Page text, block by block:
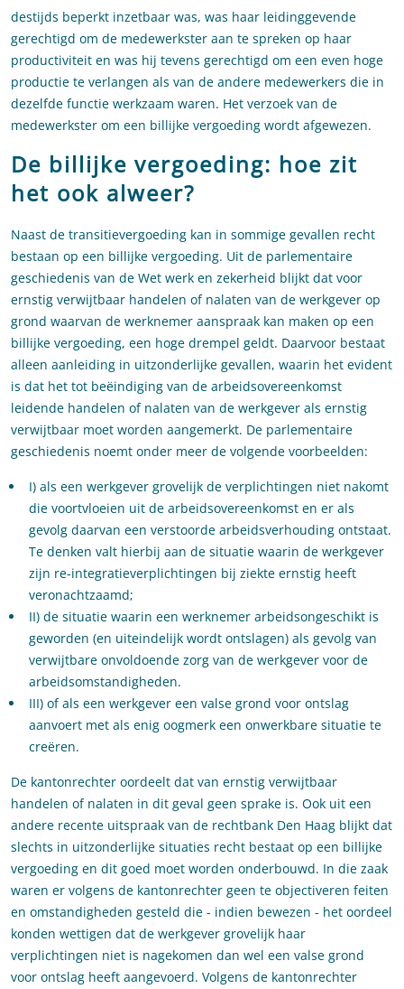
destijds beperkt inzetbaar was, was haar leidinggevende
gerechtigd om de medewerkster aan te spreken op haar
productiviteit en was hij tevens gerechtigd om een even hoge
productie te verlangen als van de andere medewerkers die in
dezelfde functie werkzaam waren. Het verzoek van de
medewerkster om een billijke vergoeding wordt afgewezen.
De billijke vergoeding: hoe zit
het ook alweer?
Naast de transitievergoeding kan in sommige gevallen recht
bestaan op een billijke vergoeding. Uit de parlementaire
geschiedenis van de Wet werk en zekerheid blijkt dat voor
ernstig verwijtbaar handelen of nalaten van de werkgever op
grond waarvan de werknemer aanspraak kan maken op een
billijke vergoeding, een hoge drempel geldt. Daarvoor bestaat
alleen aanleiding in uitzonderlijke gevallen, waarin het evident
is dat het tot beëindiging van de arbeidsovereenkomst
leidende handelen of nalaten van de werkgever als ernstig
verwijtbaar moet worden aangemerkt. De parlementaire
geschiedenis noemt onder meer de volgende voorbeelden:
I) als een werkgever grovelijk de verplichtingen niet nakomt
die voortvloeien uit de arbeidsovereenkomst en er als
gevolg daarvan een verstoorde arbeidsverhouding ontstaat.
Te denken valt hierbij aan de situatie waarin de werkgever
zijn re-integratieverplichtingen bij ziekte ernstig heeft
veronachtzaamd;
II) de situatie waarin een werknemer arbeidsongeschikt is
geworden (en uiteindelijk wordt ontslagen) als gevolg van
verwijtbare onvoldoende zorg van de werkgever voor de
arbeidsomstandigheden.
III) of als een werkgever een valse grond voor ontslag
aanvoert met als enig oogmerk een onwerkbare situatie te
creëren.
De kantonrechter oordeelt dat van ernstig verwijtbaar
handelen of nalaten in dit geval geen sprake is. Ook uit een
andere recente uitspraak van de rechtbank Den Haag blijkt dat
slechts in uitzonderlijke situaties recht bestaat op een billijke
vergoeding en dit goed moet worden onderbouwd. In die zaak
waren er volgens de kantonrechter geen te objectiveren feiten
en omstandigheden gesteld die - indien bewezen - het oordeel
konden wettigen dat de werkgever grovelijk haar
verplichtingen niet is nagekomen dan wel een valse grond
voor ontslag heeft aangevoerd. Volgens de kantonrechter